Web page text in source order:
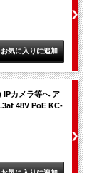
IPカメラ等へ ア
48V PoE KC-